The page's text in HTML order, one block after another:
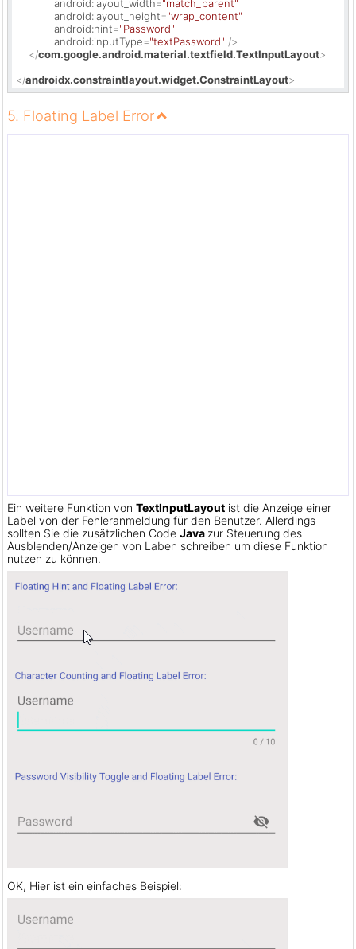
android:layout_width="match_parent"
android:layout_height="wrap_content"
android:hint="Password"
android:inputType="textPassword" />
</com.google.android.material.textfield.TextInputLayout>
</androidx.constraintlayout.widget.ConstraintLayout>
5. Floating Label Error
Ein weitere Funktion von TextInputLayout ist die Anzeige einer
Label von der Fehleranmeldung für den Benutzer. Allerdings
sollten Sie die zusätzlichen Code Java zur Steuerung des
Ausblenden/Anzeigen von Laben schreiben um diese Funktion
nutzen zu können.
OK, Hier ist ein einfaches Beispiel: